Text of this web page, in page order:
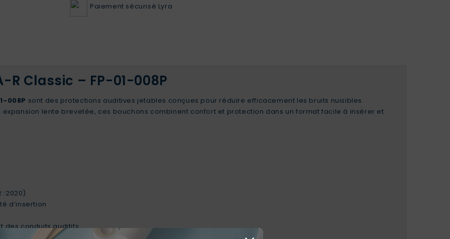
Paiement sécurisé Lyra
R Classic – FP-01-008P
008P sont des protections auditives jetables conçues pour réduire efficacement les bruits nuisibles.
lente brevetée, ces bouchons combinent confort et protection dans un format facile à insérer et
:2020)
d’insertion
des conduits auditifs